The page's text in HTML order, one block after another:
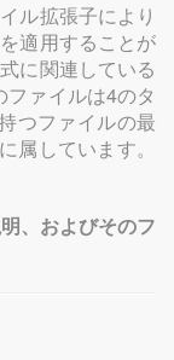
ル拡張子により
適用することが
に関連している
ァイルは4のタ
つファイルの最
属しています。
、およびそのフ